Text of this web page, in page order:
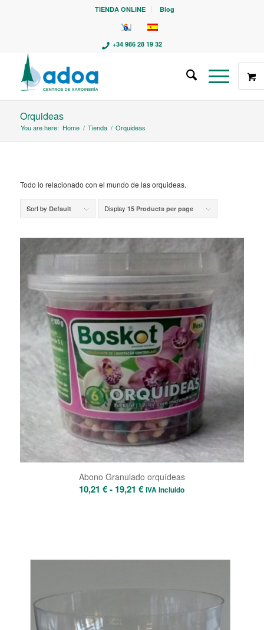
TIENDA ONLINE Blog
+34 986 28 19 32
Orquideas
You are here: Home / Tienda / Orquideas
Todo lo relacionado con el mundo de las orquideas.
Sort by Default Display 15 Products per page
Abono Granulado orquídeas
10,21€ - 19,21€Rango
ata
IVA Incluido